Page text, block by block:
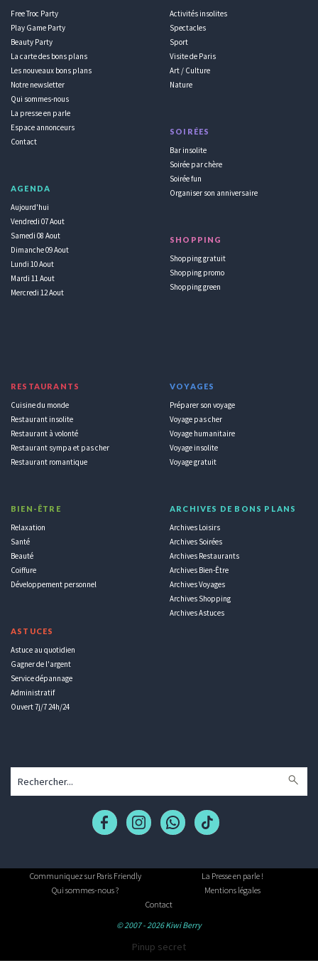
Free Troc Party
Play Game Party
Beauty Party
La carte des bons plans
Les nouveaux bons plans
Notre newsletter
Qui sommes-nous
La presse en parle
Espace annonceurs
Contact
AGENDA
Aujourd'hui
Vendredi 07 Aout
Samedi 08 Aout
Dimanche 09 Aout
Lundi 10 Aout
Mardi 11 Aout
Mercredi 12 Aout
Activités insolites
Spectacles
Sport
Visite de Paris
Art / Culture
Nature
SOIRÉES
Bar insolite
Soirée par chère
Soirée fun
Organiser son anniversaire
SHOPPING
Shopping gratuit
Shopping promo
Shopping green
RESTAURANTS
Cuisine du monde
Restaurant insolite
Restaurant à volonté
Restaurant sympa et pas cher
Restaurant romantique
BIEN-ÊTRE
Relaxation
Santé
Beauté
Coiffure
Développement personnel
ASTUCES
Astuce au quotidien
Gagner de l'argent
Service dépannage
Administratif
Ouvert 7j/7 24h/24
VOYAGES
Préparer son voyage
Voyage pas cher
Voyage humanitaire
Voyage insolite
Voyage gratuit
ARCHIVES DE BONS PLANS
Archives Loisirs
Archives Soirées
Archives Restaurants
Archives Bien-Être
Archives Voyages
Archives Shopping
Archives Astuces
Communiquez sur Paris Friendly
La Presse en parle !
Qui sommes-nous ?
Mentions légales
Contact
© 2007 - 2026 Kiwi Berry
Pinup secret